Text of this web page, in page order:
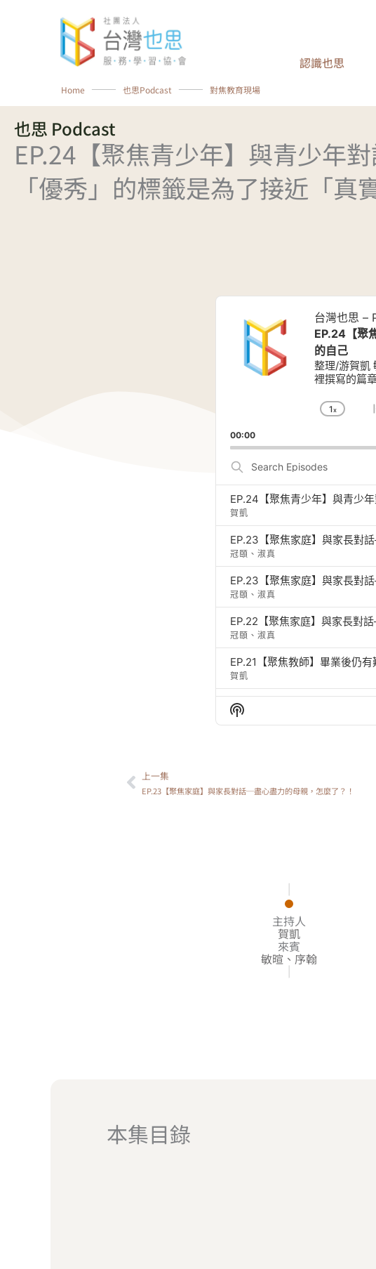
容
認識也思
Home ⸻ 也思Podcast ⸻ 對焦教育現場
也思 Podcast
EP.24【聚焦青少年】與青少年
「優秀」的標籤是為了接近「真
Audio
Player
台灣也思 –
EP.24【聚
的自己
整理/游賀凱
裡撰寫的篇
Rate
1X
00:00
Search
Episodes
賀凱
EP.23【聚焦家庭】與家長對
冠頤、淑真
EP.23【聚焦家庭】與家長對
冠頤、淑真
EP.22【聚焦家庭】與家長對
冠頤、淑真
EP.21【聚焦教師】畢業後仍
賀凱
EP.20【聚焦教師】看著學生
賀凱
冠頤、賀凱
Show
Podcast
上一頁
上一集
EP.23【聚焦家庭】與家長對話─盡心盡力的母親，怎麼了？！
|
主持人
賀凱
來賓
敏暄、序翰
|
本集目錄